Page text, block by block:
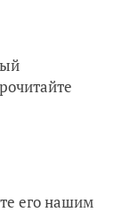
его нашим